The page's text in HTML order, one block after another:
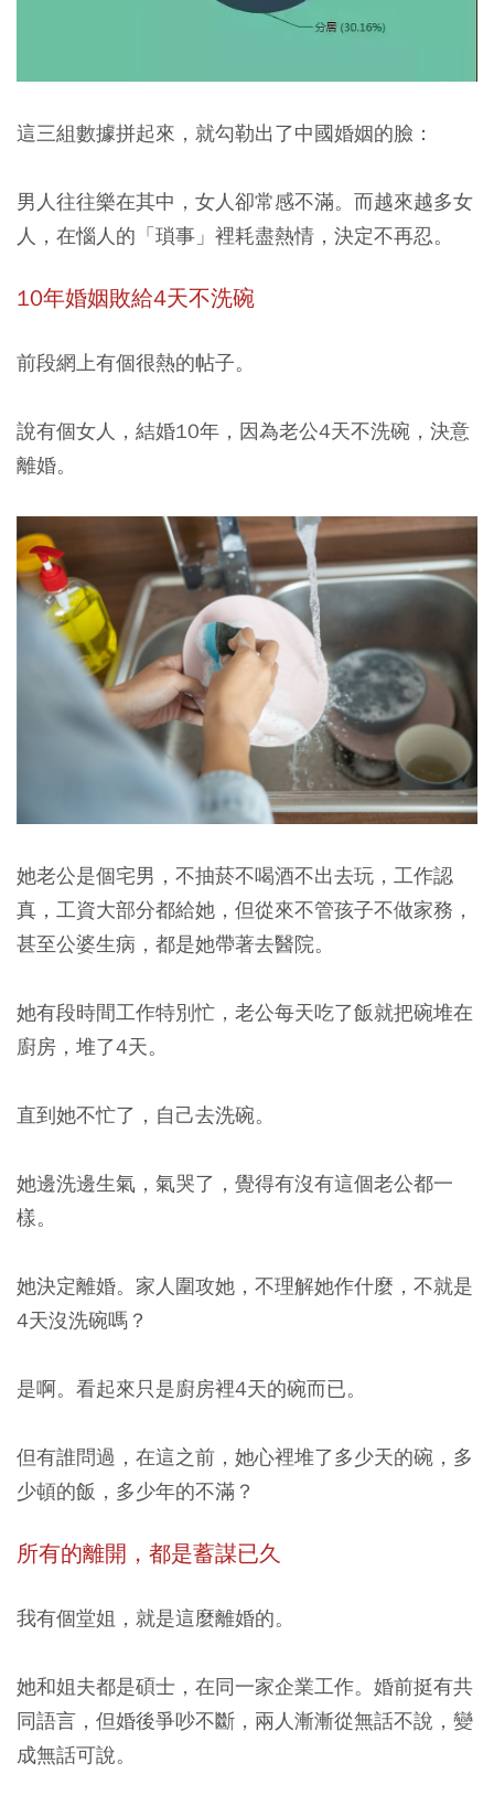
這三組數據拼起來，就勾勒出了中國婚姻的臉：
男人往往樂在其中，女人卻常感不滿。而越來越多女
人，在惱人的「瑣事」裡耗盡熱情，決定不再忍。
10年婚姻敗給4天不洗碗
前段網上有個很熱的帖子。
說有個女人，結婚10年，因為老公4天不洗碗，決意
離婚。
她老公是個宅男，不抽菸不喝酒不出去玩，工作認
真，工資大部分都給她，但從來不管孩子不做家務，
甚至公婆生病，都是她帶著去醫院。
她有段時間工作特別忙，老公每天吃了飯就把碗堆在
廚房，堆了4天。
直到她不忙了，自己去洗碗。
她邊洗邊生氣，氣哭了，覺得有沒有這個老公都一
樣。
她決定離婚。家人圍攻她，不理解她作什麼，不就是
4天沒洗碗嗎？
是啊。看起來只是廚房裡4天的碗而已。
但有誰問過，在這之前，她心裡堆了多少天的碗，多
少頓的飯，多少年的不滿？
所有的離開，都是蓄謀已久
我有個堂姐，就是這麼離婚的。
她和姐夫都是碩士，在同一家企業工作。婚前挺有共
同語言，但婚後爭吵不斷，兩人漸漸從無話不說，變
成無話可說。